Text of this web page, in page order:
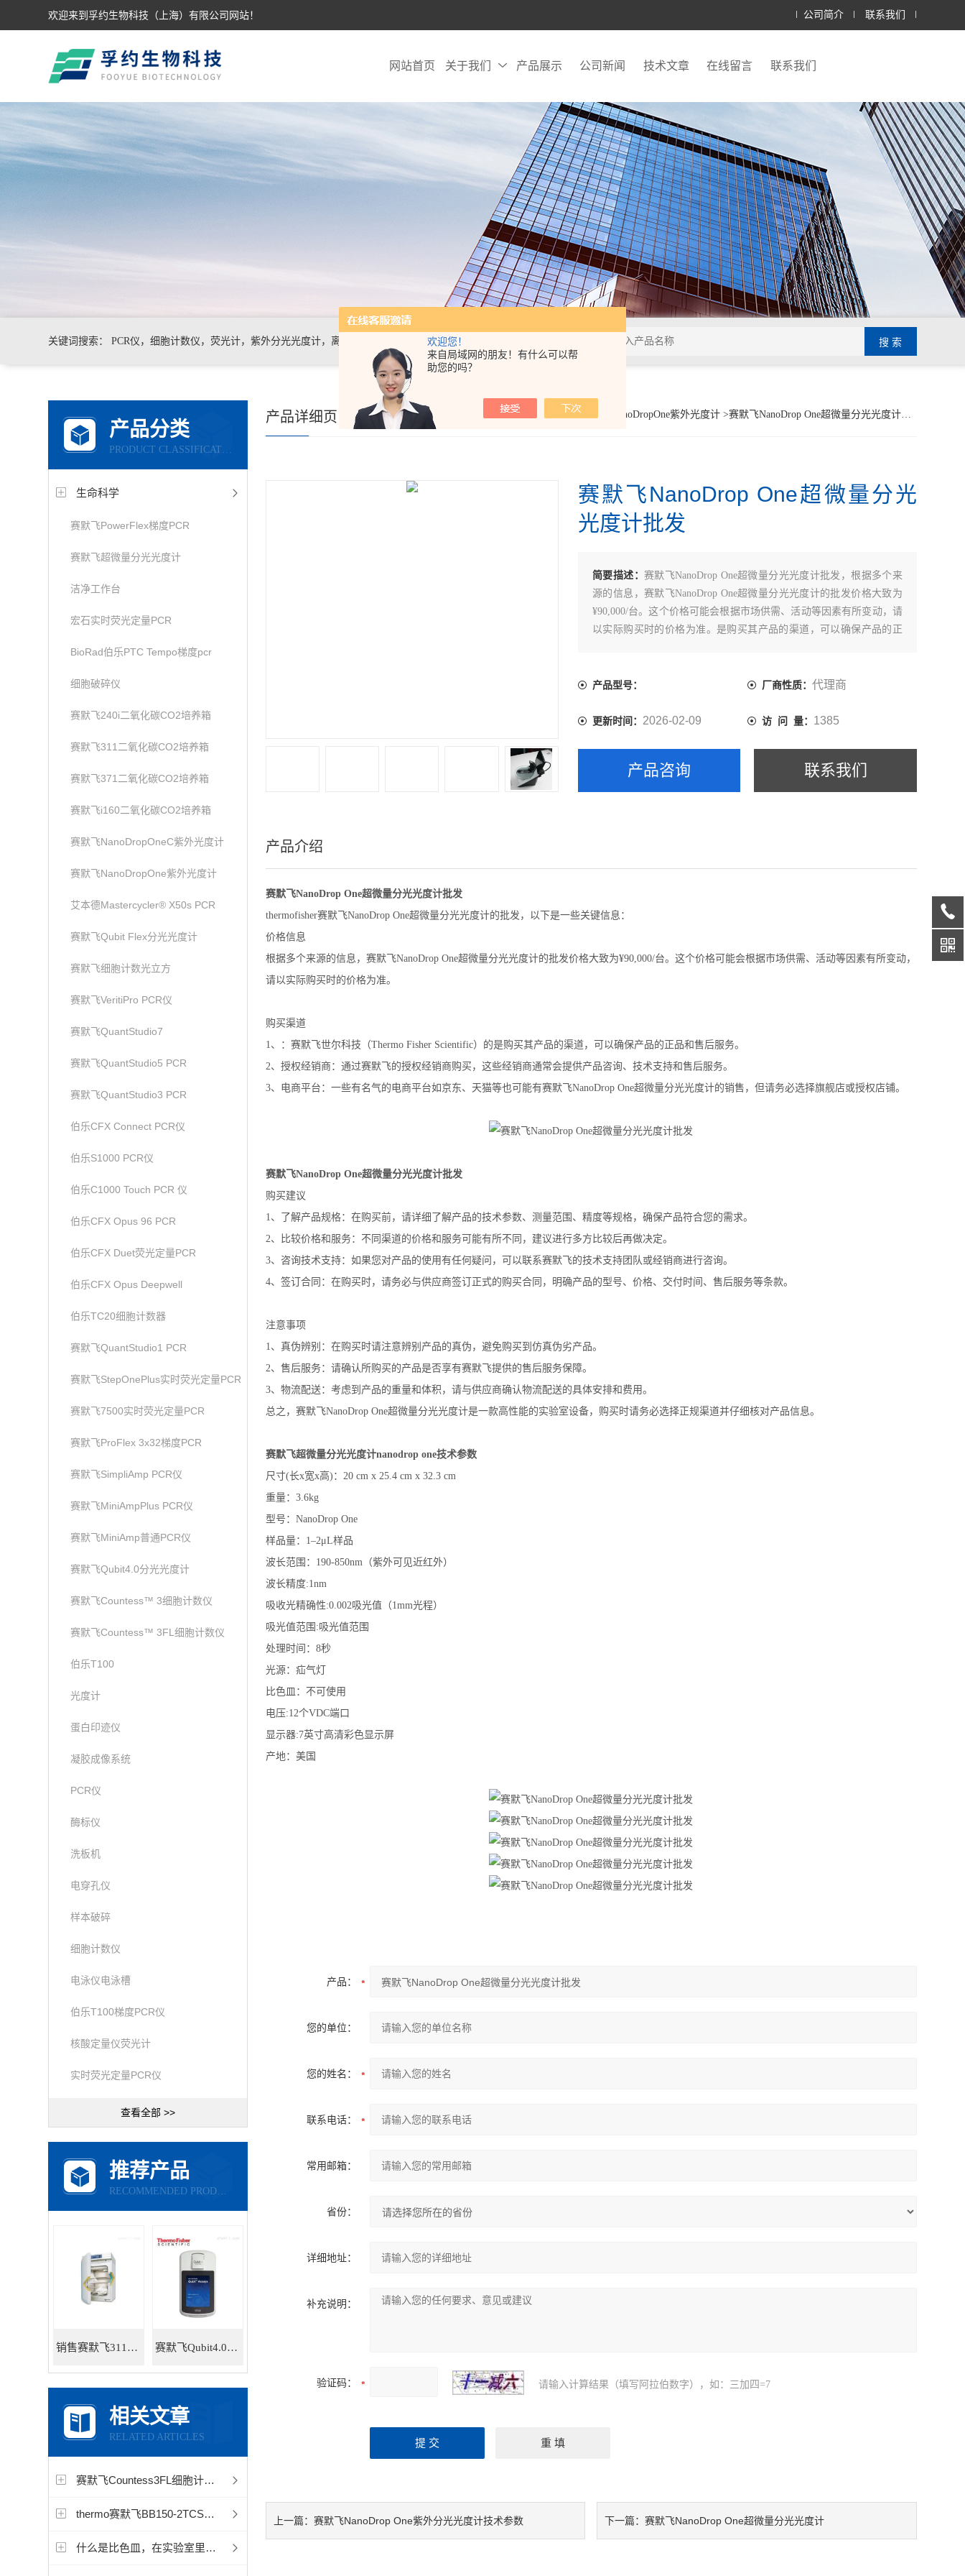
欢迎您！
来自局域网的朋友！有什么可以帮
助您的吗？
欢迎来到孚约生物科技（上海）有限公司网站！ 公司简介 联系我们
网站首页 关于我们 产品展示 公司新闻 技术文章 在线留言 联系我们
关键词搜索： PCR仪，细胞计数仪，荧光计，紫外分光光度计，离心机，电泳仪电泳槽，化学发光
产品分类
PRODUCT CLASSIFICATION
生命科学
赛默飞PowerFlex梯度PCR
赛默飞超微量分光光度计
洁净工作台
宏石实时荧光定量PCR
BioRad伯乐PTC Tempo梯度pcr
细胞破碎仪
赛默飞240i二氧化碳CO2培养箱
赛默飞311二氧化碳CO2培养箱
赛默飞371二氧化碳CO2培养箱
赛默飞i160二氧化碳CO2培养箱
赛默飞NanoDropOneC紫外光度计
赛默飞NanoDropOne紫外光度计
艾本德Mastercycler® X50s PCR
赛默飞Qubit Flex分光光度计
赛默飞细胞计数光立方
赛默飞VeritiPro PCR仪
赛默飞QuantStudio7
赛默飞QuantStudio5 PCR
赛默飞QuantStudio3 PCR
伯乐CFX Connect PCR仪
伯乐S1000 PCR仪
伯乐C1000 Touch PCR 仪
伯乐CFX Opus 96 PCR
伯乐CFX Duet荧光定量PCR
伯乐CFX Opus Deepwell
伯乐TC20细胞计数器
赛默飞QuantStudio1 PCR
赛默飞StepOnePlus实时荧光定量PCR
赛默飞7500实时荧光定量PCR
赛默飞ProFlex 3x32梯度PCR
赛默飞SimpliAmp PCR仪
赛默飞MiniAmpPlus PCR仪
赛默飞MiniAmp普通PCR仪
赛默飞Qubit4.0分光光度计
赛默飞Countess™ 3细胞计数仪
赛默飞Countess™ 3FL细胞计数仪
伯乐T100
光度计
蛋白印迹仪
凝胶成像系统
PCR仪
酶标仪
洗板机
电穿孔仪
样本破碎
细胞计数仪
电泳仪电泳槽
伯乐T100梯度PCR仪
核酸定量仪荧光计
实时荧光定量PCR仪
查看全部 >>
推荐产品
RECOMMENDED PRODUCTS
销售赛默飞311直热式CO2标准培养箱 赛默飞Qubit4.0荧光定量仪Q33228
相关文章
RELATED ARTICLES
赛默飞Countess3FL细胞计数系统图像过亮或过暗，细胞不可见
thermo赛默飞BB150-2TCS二氧化碳培养箱怎么操作使用
什么是比色皿，在实验室里是干什么用的？
你的位置： 产品展示> 生命科学 > 赛默飞NanoDropOne紫外光度计 >赛默飞NanoDrop One超微量分光光度计批发
产品详细页
赛默飞NanoDrop One超微量分光
光度计批发
简要描述： 赛默飞NanoDrop One超微量分光光度计批发，根据多个来
源的信息，赛默飞NanoDrop One超微量分光光度计的批发价格大致为
¥90,000/台。这个价格可能会根据市场供需、活动等因素有所变动，请
以实际购买时的价格为准。是购买其产品的渠道，可以确保产品的正
产品型号： 厂商性质： 代理商
更新时间： 2026-02-09 访 问 量： 1385
产品咨询 联系我们
产品介绍
赛默飞NanoDrop One超微量分光光度计批发
thermofisher赛默飞NanoDrop One超微量分光光度计的批发，以下是一些关键信息：
价格信息
根据多个来源的信息，赛默飞NanoDrop One超微量分光光度计的批发价格大致为¥90,000/台。这个价格可能会根据市场供需、活动等因素有所变动，
请以实际购买时的价格为准。
购买渠道
1、：赛默飞世尔科技（Thermo Fisher Scientific）的是购买其产品的渠道，可以确保产品的正品和售后服务。
2、授权经销商：通过赛默飞的授权经销商购买，这些经销商通常会提供产品咨询、技术支持和售后服务。
3、电商平台：一些有名气的电商平台如京东、天猫等也可能有赛默飞NanoDrop One超微量分光光度计的销售，但请务必选择旗舰店或授权店铺。
赛默飞NanoDrop One超微量分光光度计批发
购买建议
1、了解产品规格：在购买前，请详细了解产品的技术参数、测量范围、精度等规格，确保产品符合您的需求。
2、比较价格和服务：不同渠道的价格和服务可能有所不同，建议进行多方比较后再做决定。
3、咨询技术支持：如果您对产品的使用有任何疑问，可以联系赛默飞的技术支持团队或经销商进行咨询。
4、签订合同：在购买时，请务必与供应商签订正式的购买合同，明确产品的型号、价格、交付时间、售后服务等条款。
注意事项
1、真伪辨别：在购买时请注意辨别产品的真伪，避免购买到仿真伪劣产品。
2、售后服务：请确认所购买的产品是否享有赛默飞提供的售后服务保障。
3、物流配送：考虑到产品的重量和体积，请与供应商确认物流配送的具体安排和费用。
总之，赛默飞NanoDrop One超微量分光光度计是一款高性能的实验室设备，购买时请务必选择正规渠道并仔细核对产品信息。
赛默飞超微量分光光度计nanodrop one技术参数
尺寸(长x宽x高)：20 cm x 25.4 cm x 32.3 cm
重量：3.6kg
型号：NanoDrop One
样品量：1–2μL样品
波长范围：190-850nm（紫外可见近红外）
波长精度:1nm
吸收光精确性:0.002吸光值（1mm光程）
吸光值范围:吸光值范围
处理时间：8秒
光源：疝气灯
比色皿：不可使用
电压:12个VDC端口
显示器:7英寸高清彩色显示屏
产地：美国
产品：
您的单位：
您的姓名：
联系电话：
常用邮箱：
省份：
详细地址：
补充说明：
验证码： 请输入计算结果（填写阿拉伯数字），如：三加四=7
上一篇： 赛默飞NanoDrop One紫外分光光度计技术参数 下一篇：赛默飞NanoDrop One超微量分光光度计